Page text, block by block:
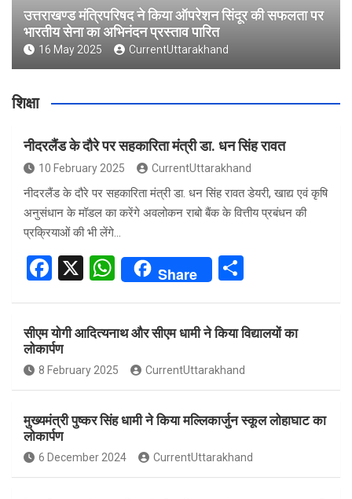
उत्तराखण्ड मंत्रिपरिषद ने किया ऑपरेशन सिंदूर की सफलता पर
भारतीय सेना का अभिनंदन प्रस्ताव पारित
16 May 2025 CurrentUttarakhand
शिक्षा
नीदरलैंड के दौरे पर सहकारिता मंत्री डा. धन सिंह रावत
10 February 2025 CurrentUttarakhand
नीदरलैंड के दौरे पर सहकारिता मंत्री डा. धन सिंह रावत डेयरी, खाद्य एवं कृषि
अनुसंधान के मॉडल का करेंगे अवलोकन राबो बैंक के वित्तीय प्रबंधन की
प्रक्रियाओं की भी लेंगे…
F
ce
b
o
o
k
X
W
s
A
p
p
Share
ar
e
सीएम योगी आदित्यनाथ और सीएम धामी ने किया विद्यालयों का
लोकार्पण
8 February 2025 CurrentUttarakhand
मुख्यमंत्री पुष्कर सिंह धामी ने किया मल्लिकार्जुन स्कूल लोहाघाट का
लोकार्पण
6 December 2024 CurrentUttarakhand